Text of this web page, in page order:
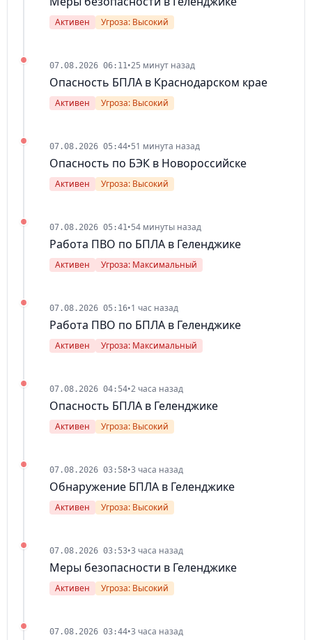
Активен Угроза: Высокий
07.08.2026 06:11•25 минут назад
Опасность БПЛА в Краснодарском крае
Активен Угроза: Высокий
07.08.2026 05:44•51 минута назад
Опасность по БЭК в Новороссийске
Активен Угроза: Высокий
07.08.2026 05:41•54 минуты назад
Работа ПВО по БПЛА в Геленджике
Активен Угроза: Максимальный
07.08.2026 05:16•1 час назад
Работа ПВО по БПЛА в Геленджике
Активен Угроза: Максимальный
07.08.2026 04:54•2 часа назад
Опасность БПЛА в Геленджике
Активен Угроза: Высокий
07.08.2026 03:58•3 часа назад
Обнаружение БПЛА в Геленджике
Активен Угроза: Высокий
07.08.2026 03:53•3 часа назад
Меры безопасности в Геленджике
Активен Угроза: Высокий
07.08.2026 03:44•3 часа назад